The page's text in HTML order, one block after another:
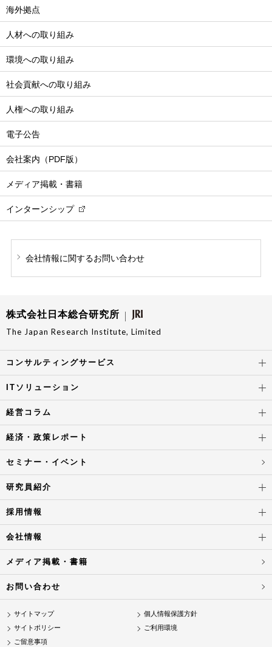
海外拠点
人材への取り組み
環境への取り組み
社会貢献への取り組み
人権への取り組み
電子公告
会社案内（PDF版）
メディア掲載・書籍
インターンシップ
会社情報に関するお問い合わせ
株式会社日本総合研究所
The Japan Research Institute, Limited
コンサルティングサービス
ITソリューション
経営コラム
経済・政策レポート
セミナー・イベント
研究員紹介
採用情報
会社情報
メディア掲載・書籍
お問い合わせ
サイトマップ
個人情報保護方針
サイトポリシー
ご利用環境
ご留意事項